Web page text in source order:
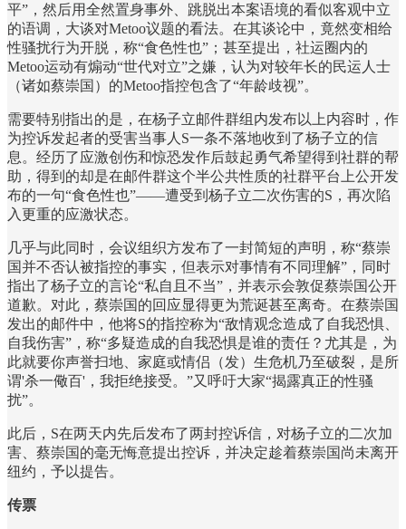
平”，然后用全然置身事外、跳脱出本案语境的看似客观中立
的语调，大谈对Metoo议题的看法。在其谈论中，竟然变相给
性骚扰行为开脱，称“食色性也”；甚至提出，社运圈内的
Metoo运动有煽动“世代对立”之嫌，认为对较年长的民运人士
（诸如蔡崇国）的Metoo指控包含了“年龄歧视”。
需要特别指出的是，在杨子立邮件群组内发布以上内容时，作
为控诉发起者的受害当事人S一条不落地收到了杨子立的信
息。经历了应激创伤和惊恐发作后鼓起勇气希望得到社群的帮
助，得到的却是在邮件群这个半公共性质的社群平台上公开发
布的一句“食色性也”——遭受到杨子立二次伤害的S，再次陷
入更重的应激状态。
几乎与此同时，会议组织方发布了一封简短的声明，称“蔡崇
国并不否认被指控的事实，但表示对事情有不同理解”，同时
指出了杨子立的言论“私自且不当”，并表示会敦促蔡崇国公开
道歉。对此，蔡崇国的回应显得更为荒诞甚至离奇。在蔡崇国
发出的邮件中，他将S的指控称为“敌情观念造成了自我恐惧、
自我伤害”，称“多疑造成的自我恐惧是谁的责任？尤其是，为
此就要你声誉扫地、家庭或情侣（发）生危机乃至破裂，是所
谓'杀一儆百'，我拒绝接受。”又呼吁大家“揭露真正的性骚
扰”。
此后，S在两天内先后发布了两封控诉信，对杨子立的二次加
害、蔡崇国的毫无悔意提出控诉，并决定趁着蔡崇国尚未离开
纽约，予以提告。
传票